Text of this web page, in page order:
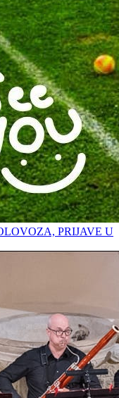
PRIJAVE U